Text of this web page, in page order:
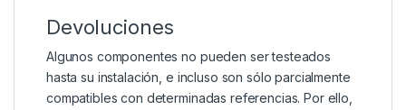
Devoluciones
Algunos componentes no pueden ser testeados
hasta su instalación, e incluso son sólo parcialmente
compatibles con determinadas referencias. Por ello,